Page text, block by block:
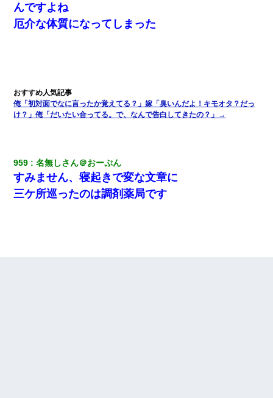
んですよね
厄介な体質になってしまった
俺「初対面でなに言ったか覚えてる？」嫁「臭いんだよ！キモオタ？だっ
け？」俺「だいたい合ってる。で、なんで告白してきたの？」→
959 名無しさん＠おーぷん
すみません、寝起きで変な文章に
三ケ所巡ったのは調剤薬局です